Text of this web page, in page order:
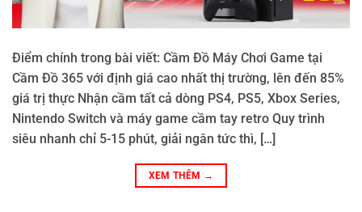
Điểm chính trong bài viết: Cầm Đồ Máy Chơi Game tại
Cầm Đồ 365 với định giá cao nhất thị trường, lên đến 85%
giá trị thực Nhận cầm tất cả dòng PS4, PS5, Xbox Series,
Nintendo Switch và máy game cầm tay retro Quy trình
siêu nhanh chỉ 5-15 phút, giải ngân tức thì, […]
XEM THÊM →